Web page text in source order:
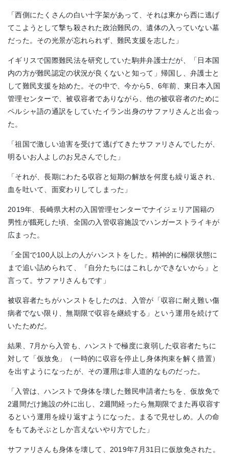
「西側にたくさんの白い十字架があって、それは東から西に逃げ
てこようとして撃ち殺された政治難民の、遺体の入っていない墓
だった。その光景が忘れられず、難民支援を志した」
イギリスで国際難民法を研究していた駒井弁護士だが、「日本国
内の方が難民認定の状況が良くないと知って」帰国し、弁護士と
して難民支援を始めた。その中で、今から5、6年前、東日本入国
管理センターで、被収容者でありながら、他の被収容者のために
ペルシャ語の通訳をしていたイラン出身のサファリさんと出会っ
た。
「祖国で激しい迫害を受けて逃げてきたサファリさんでしたが、
明るいお人よしのお兄さんでした」
「それが、長期にわたる収容と短期の解放を何度も繰り返され、
血を吐いて、面変わりしてしまった」
2019年、長崎県大村の入国管理センターでナイジェリア国籍の
男性が餓死した頃、全国の入管収容施設でハンガーストライキが
広まった。
「全国で100人以上の人がハンストをした。精神的に極限状態に
まで追い詰められて、『自分たちにはこれしかできないから』と
言って。サファリさんもです」
被収容者たちがハンストをしたのは、入管が「収容に耐え難い傷
病者でない限り、無期限で収容を継続する」という運用を続けて
いたためだ。
結果、7月から入管も、ハンストで極度に衰弱した収容者たちに
対して「仮放免」（一時的に収容を停止し身体拘束を解く措置）
を出すようになったが、その運用は非人道的なものだった。
「入管は、ハンストで身体を壊した難民申請者たちを、仮放免で
2週間だけ施設の外に出し、2週間経ったら無期限でまた再収容す
るという運用を繰り返すようになった。まるで見せしめ。人の命
をもてあそぶとしか言えないやり方でした」
サファリさんも身体を壊して、2019年7月31日に仮放免された。